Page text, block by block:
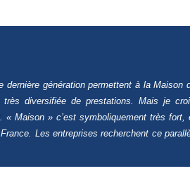
génération permettent à la Maison
diversifiée de prestations. Mais je
« Maison » c’est symboliquement très
Les entreprises recherchent ce